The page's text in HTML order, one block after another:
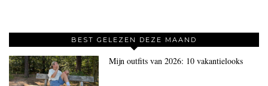
BEST GELEZEN DEZE MAAND
Mijn outfits van 2026: 10 vakantielooks